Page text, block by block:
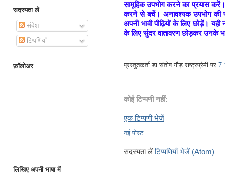
सदस्यता लें
संदेश
टिप्पणियाँ
फ़ॉलोअर
लिखिए अपनी भाषा में
सामूहिक उपभोग करने का प्रयास
करने से बचें। अनावश्यक उपभोग की
अपनी भावी पीढ़ियों के लिए छोड़ें।
के लिए सुंदर वातावरण छोड़कर उनके
प्रस्तुतकर्ताडा.संतोष गौड़ राष्ट्रप्रेमी पर
कोई टिप्पणी नहीं:
एक टिप्पणी भेजें
नई पोस्ट
सदस्यता लेंटिप्पणियाँ भेजें (Atom)